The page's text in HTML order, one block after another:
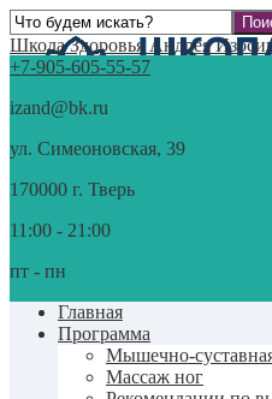
Школа Здоровья Андрея
+7-905-605-55-57
izand@bk.ru
ул. Симеоновская, 39
170000 г. Тверь
11:00 - 21:00
пт - пн
Главная
Программа
Мышечно-
Массаж ног